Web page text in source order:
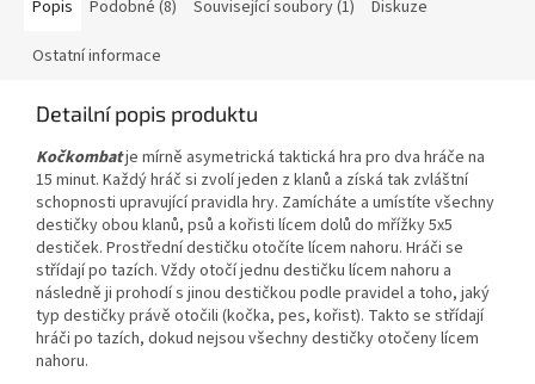
Popis Podobné (8) Související soubory (1) Diskuze
Ostatní informace
Detailní popis produktu
Kočkombatje mírně asymetrická taktická hra pro dva hráče na
15 minut. Každý hráč si zvolí jeden z klanů a získá tak zvláštní
schopnosti upravující pravidla hry. Zamícháte a umístíte všechny
destičky obou klanů, psů a kořisti lícem dolů do mřížky 5x5
destiček. Prostřední destičku otočíte lícem nahoru. Hráči se
střídají po tazích. Vždy otočí jednu destičku lícem nahoru a
následně ji prohodí s jinou destičkou podle pravidel a toho, jaký
typ destičky právě otočili (kočka, pes, kořist). Takto se střídají
hráči po tazích, dokud nejsou všechny destičky otočeny lícem
nahoru.